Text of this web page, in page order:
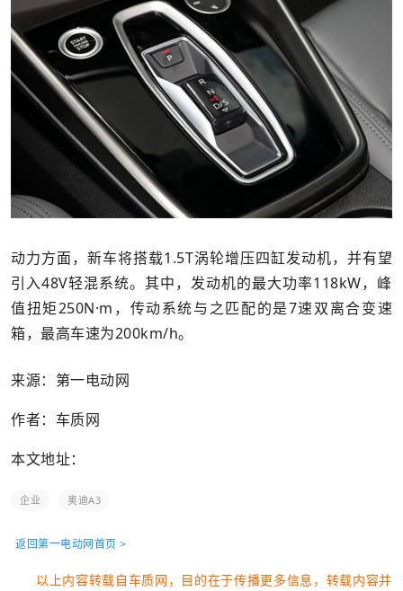
动力方面，新车将搭载1.5T涡轮增压四缸发动机，并有望
引入48V轻混系统。其中，发动机的最大功率118kW，峰
值扭矩250N·m，传动系统与之匹配的是7速双离合变速
箱，最高车速为200km/h。
来源：第一电动网
作者：车质网
本文地址：
企业 奥迪A3
返回第一电动网首页 >
以上内容转载自车质网，目的在于传播更多信息，转载内容并